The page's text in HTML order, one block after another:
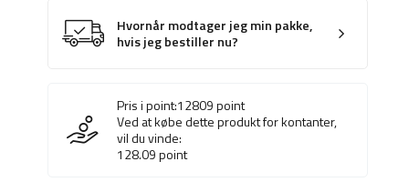
Hvornår modtager jeg min pakke,
hvis jeg bestiller nu?
Pris i point:12809point
Ved at købe dette produkt for kontanter,
vil du vinde:
128.09point